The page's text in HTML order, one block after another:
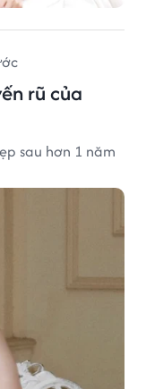
rũ của
sau hơn 1 năm